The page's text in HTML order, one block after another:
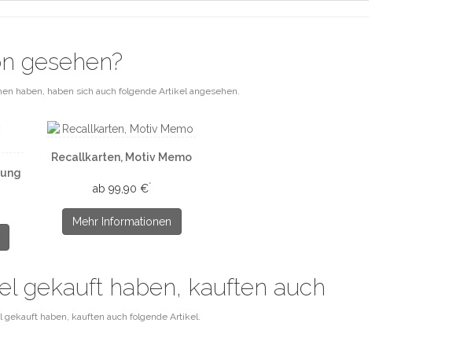
gesehen?
haben, haben sich auch folgende Artikel angesehen.
Recallkarten, Motiv Memo
ab 99,90 €*
Mehr Informationen
gekauft haben, kauften auch
haben, kauften auch folgende Artikel.